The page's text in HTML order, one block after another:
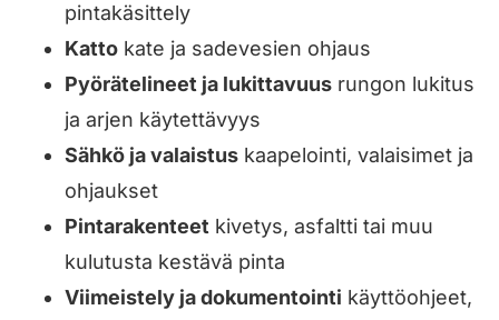
pintakäsittely
Kattokate ja sadevesien ohjaus
Pyörätelineet ja lukittavuusrungon lukitus
ja arjen käytettävyys
Sähkö ja valaistuskaapelointi, valaisimet ja
ohjaukset
Pintarakenteet kivetys, asfaltti tai muu
kulutusta kestävä pinta
Viimeistely ja dokumentointi käyttöohjeet,